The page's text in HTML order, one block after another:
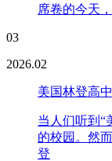
席卷的今天
03
2026.02
美国林登高
当人们听到“
的校园。然
登